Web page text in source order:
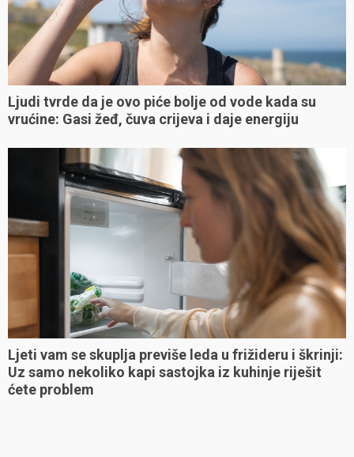
Ljudi tvrde da je ovo piće bolje od vode kada su
vrućine: Gasi žeđ, čuva crijeva i daje energiju
Ljeti vam se skuplja previše leda u frižideru i škrinji:
Uz samo nekoliko kapi sastojka iz kuhinje riješit
ćete problem